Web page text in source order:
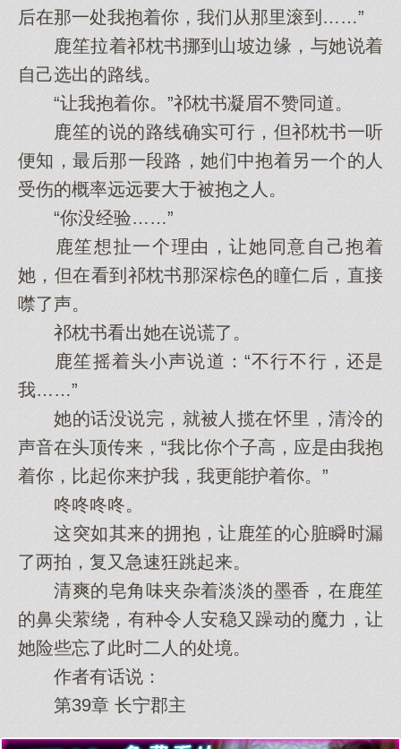
后在那一处我抱着你，我们从那里滚到……”
鹿笙拉着祁枕书挪到山坡边缘，与她说着
自己选出的路线。
“让我抱着你。”祁枕书凝眉不赞同道。
鹿笙的说的路线确实可行，但祁枕书一听
便知，最后那一段路，她们中抱着另一个的人
受伤的概率远远要大于被抱之人。
“你没经验……”
鹿笙想扯一个理由，让她同意自己抱着
她，但在看到祁枕书那深棕色的瞳仁后，直接
噤了声。
祁枕书看出她在说谎了。
鹿笙摇着头小声说道：“不行不行，还是
我……”
她的话没说完，就被人揽在怀里，清泠的
声音在头顶传来，“我比你个子高，应是由我抱
着你，比起你来护我，我更能护着你。”
咚咚咚咚。
这突如其来的拥抱，让鹿笙的心脏瞬时漏
了两拍，复又急速狂跳起来。
清爽的皂角味夹杂着淡淡的墨香，在鹿笙
的鼻尖萦绕，有种令人安稳又躁动的魔力，让
她险些忘了此时二人的处境。
作者有话说：
第39章 长宁郡主